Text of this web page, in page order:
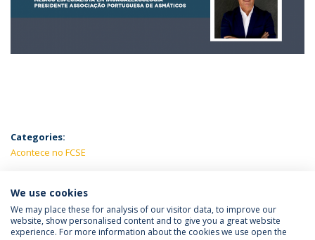
Categories:
Acontece no FCSE
LATEST NEWS
Política de Privacidade Termos e Condições
We use cookies
We may place these for analysis of our visitor data, to improve our
website, show personalised content and to give you a great website
experience. For more information about the cookies we use open the